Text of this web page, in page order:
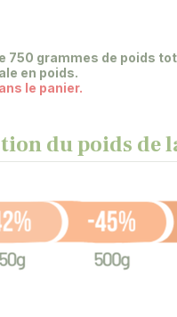
750 grammes de poids
en poids.
le panier.
du poids de